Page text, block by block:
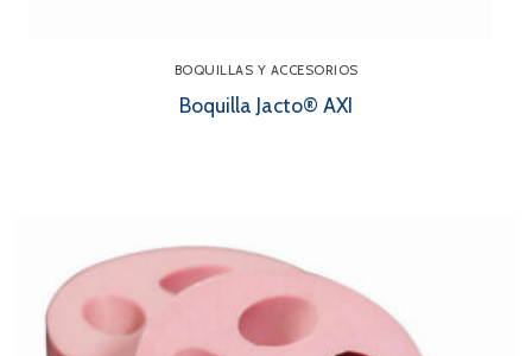
BOQUILLAS Y ACCESORIOS
Boquilla Jacto® AXI